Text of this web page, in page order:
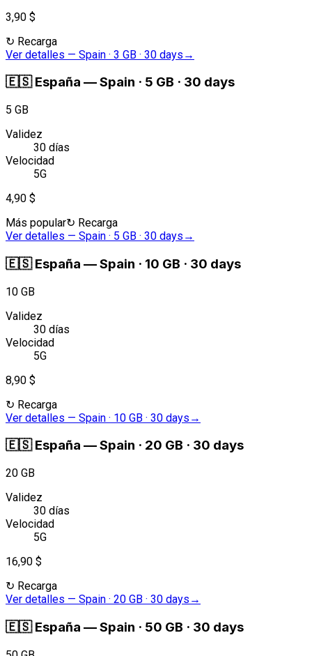
3,90 $
↻ Recarga
Ver detalles — Spain · 3 GB · 30 days →
🇪🇸 España —Spain · 5 GB · 30 days
5 GB
Validez
30 días
Velocidad
5G
4,90 $
Más popular↻ Recarga
Ver detalles — Spain · 5 GB · 30 days →
🇪🇸 España —Spain · 10 GB · 30 days
10 GB
Validez
30 días
Velocidad
5G
8,90 $
↻ Recarga
Ver detalles — Spain · 10 GB · 30 days →
🇪🇸 España —Spain · 20 GB · 30 days
20 GB
Validez
30 días
Velocidad
5G
16,90 $
↻ Recarga
Ver detalles — Spain · 20 GB · 30 days →
🇪🇸 España —Spain · 50 GB · 30 days